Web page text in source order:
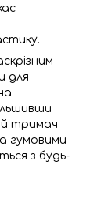
для
тримач
гумовими
з будь-